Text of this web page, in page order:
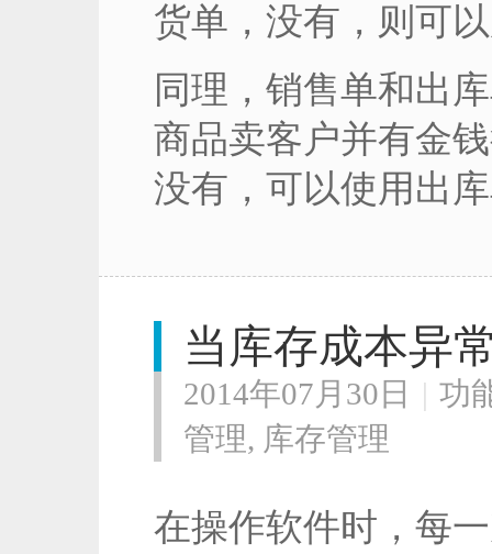
货单，没有，则可
同理，销售单和出
商品卖客户并有金
没有，可以使用出
当库存成本异
2014年07月30日 | 功
管理, 库存管理
在操作软件时，每